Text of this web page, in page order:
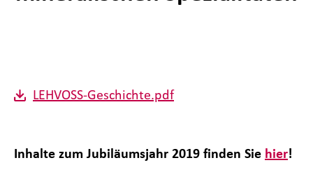
LEHVOSS-Geschichte.pdf
Inhalte zum Jubiläumsjahr 2019 finden Sie hier!